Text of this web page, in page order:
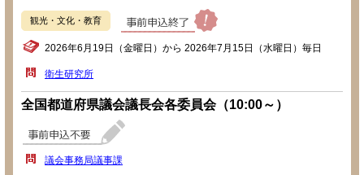
観光・文化・教育
2026年6月19日（金曜日）から 2026年7月15日（水曜日）毎日
衛生研究所
全国都道府県議会議長会各委員会（10:00～）
議会事務局議事課